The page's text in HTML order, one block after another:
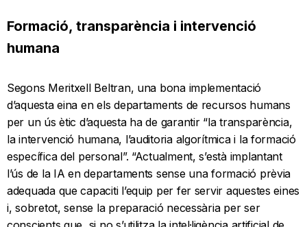
Formació, transparència i intervenció
humana
Segons Meritxell Beltran, una bona implementació
d’aquesta eina en els departaments de recursos humans
per un ús ètic d’aquesta ha de garantir “la transparència,
la intervenció humana, l’auditoria algorítmica i la formació
específica del personal”. “Actualment, s’està implantant
l’ús de la IA en departaments sense una formació prèvia
adequada que capaciti l’equip per fer servir aquestes eines
i, sobretot, sense la preparació necessària per ser